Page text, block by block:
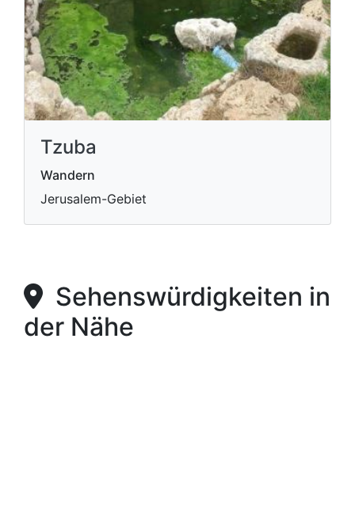
Tzuba
Wandern
Jerusalem-Gebiet
Sehenswürdigkeiten in
der Nähe